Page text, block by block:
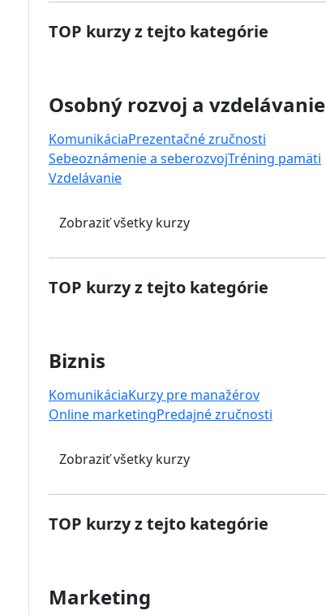
TOP kurzy z tejto kategórie
Osobný rozvoj a vzdelávanie
KomunikáciaPrezentačné zručnosti
Sebeoznámenie a seberozvojTréning pamäti
Vzdelávanie
Zobraziť všetky kurzy
TOP kurzy z tejto kategórie
Biznis
KomunikáciaKurzy pre manažérov
Online marketingPredajné zručnosti
Zobraziť všetky kurzy
TOP kurzy z tejto kategórie
Marketing